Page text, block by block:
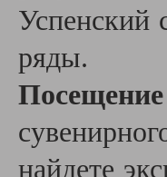
Успенский
ряды.
найдете